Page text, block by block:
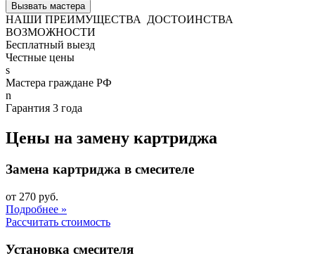
Вызвать мастера
НАШИ ПРЕИМУЩЕСТВА ДОСТОИНСТВА
ВОЗМОЖНОСТИ
Бесплатный выезд
Честные цены
Мастера граждане РФ
Гарантия 3 года
Цены на замену картриджа
Замена картриджа в смесителе
от 270 руб.
Подробнее »
Рассчитать стоимость
Установка смесителя